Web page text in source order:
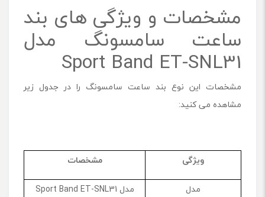
مشخصات و ویژگی های بند
ساعت سامسونگ مدل
Sport Band ET-SNL31
مشخصات این نوع بند ساعت سامسونگ را در جدول زیر
مشاهده می کنید:
ویژگی
مشخصات
مدل
مدل Sport Band ET-SNL31